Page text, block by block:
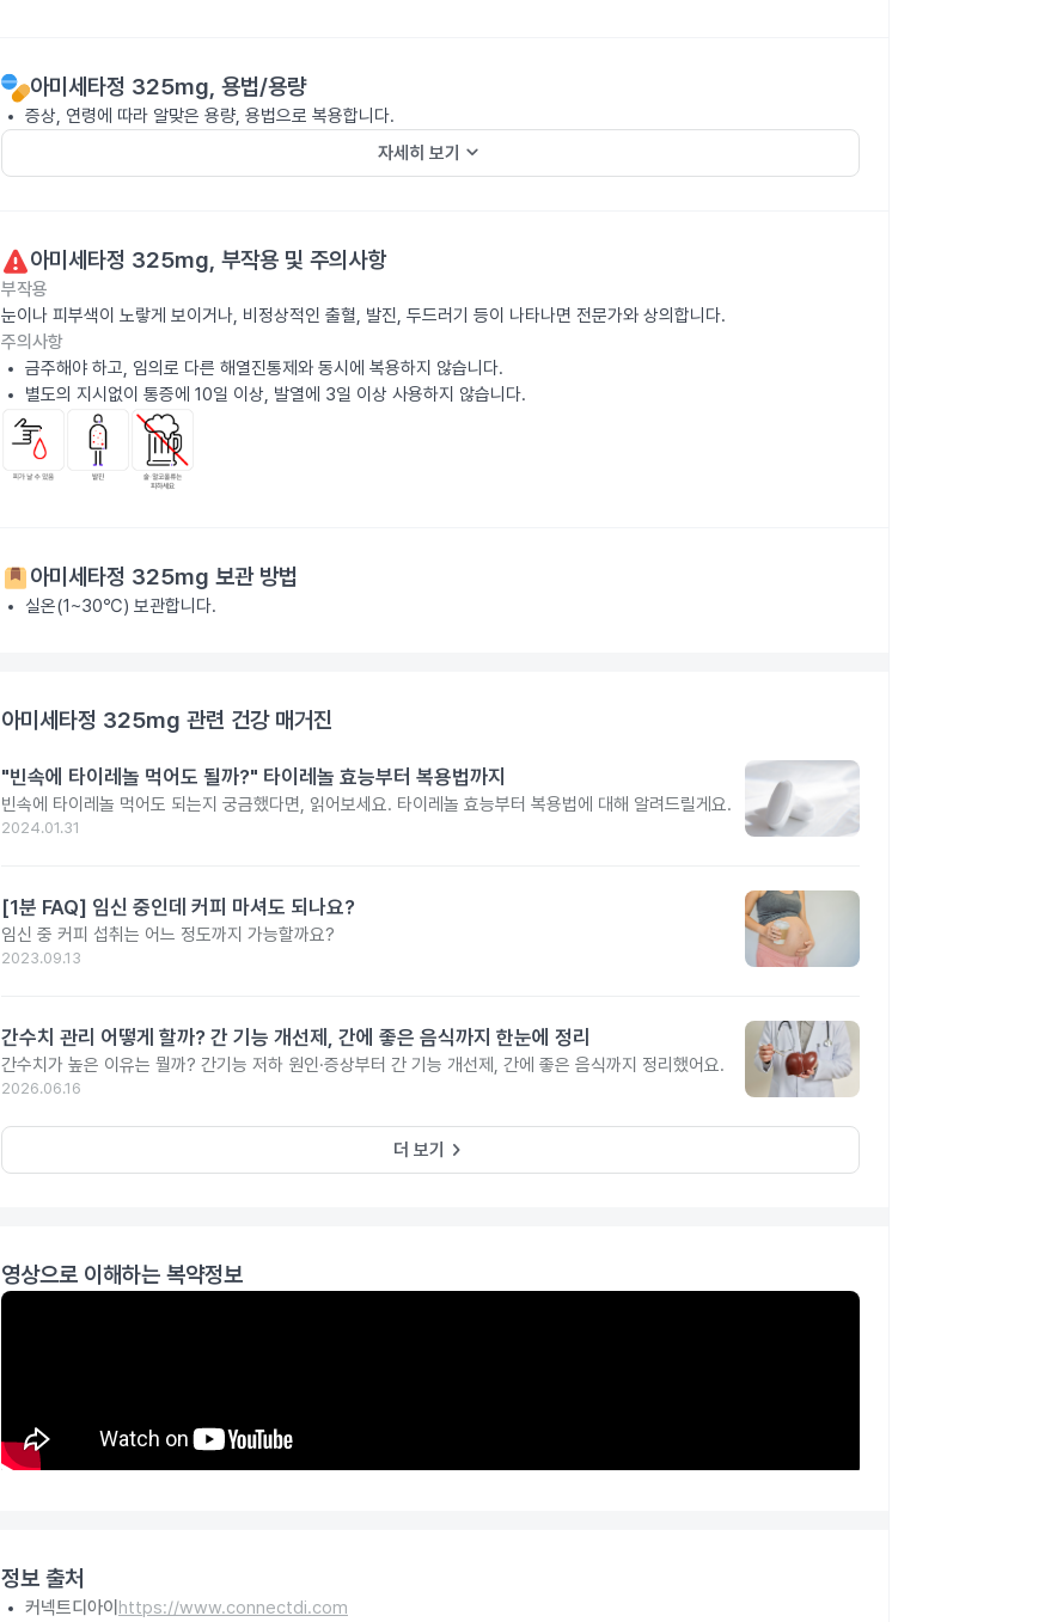
아미세타정 325mg, 용법/용량
증상, 연령에 따라 알맞은 용량, 용법으로 복용합니다.
자세히 보기 keyboard_arrow_down
아미세타정 325mg, 부작용 및 주의사항
부작용
눈이나 피부색이 노랗게 보이거나, 비정상적인 출혈, 발진, 두드러기 등이 나타나면 전문가와 상의합니다.
주의사항
금주해야 하고, 임의로 다른 해열진통제와 동시에 복용하지 않습니다.
별도의 지시없이 통증에 10일 이상, 발열에 3일 이상 사용하지 않습니다.
아미세타정 325mg 보관 방법
실온(1~30℃) 보관합니다.
아미세타정 325mg 관련 건강 매거진
"빈속에 타이레놀 먹어도 될까?" 타이레놀 효능부터 복용법까지
빈속에 타이레놀 먹어도 되는지 궁금했다면, 읽어보세요. 타이레놀 효능부터 복용법에 대해 알려드릴게요.
2024.01.31
[1분 FAQ] 임신 중인데 커피 마셔도 되나요?
임신 중 커피 섭취는 어느 정도까지 가능할까요?
2023.09.13
간수치 관리 어떻게 할까? 간 기능 개선제, 간에 좋은 음식까지 한눈에 정리
간수치가 높은 이유는 뭘까? 간기능 저하 원인·증상부터 간 기능 개선제, 간에 좋은 음식까지 정리했어요.
2026.06.16
더 보기 keyboard_arrow_right
영상으로 이해하는 복약정보
정보 출처
커넥트디아이 https://www.connectdi.com